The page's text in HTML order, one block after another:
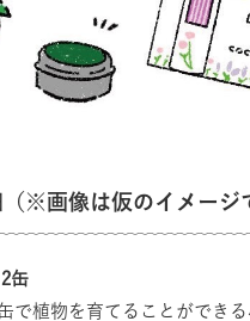
※画像は仮のイメージ
缶
で植物を育てることができ